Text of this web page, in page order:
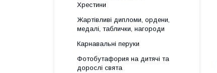
Хрестини
Жартівливі дипломи, ордени,
медалі, таблички, нагороди
Карнавальні перуки
Фотобутафория на дитячі та
дорослі свята